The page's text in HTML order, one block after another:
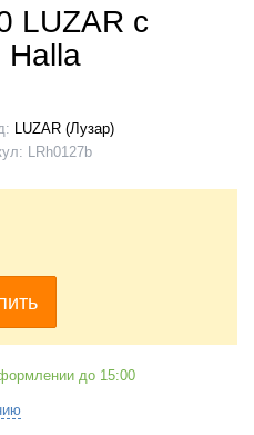
LUZAR с
Halla
LUZAR (Лузар)
LRh0127b
до 15:00